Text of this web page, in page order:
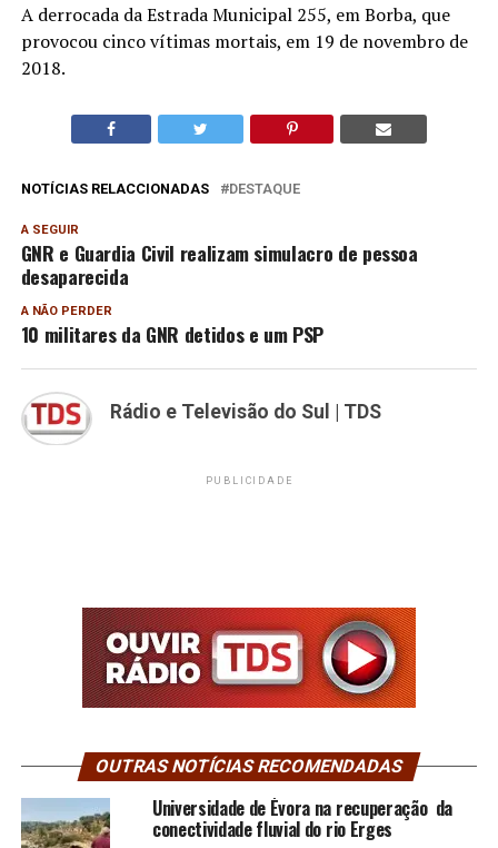
A derrocada da Estrada Municipal 255, em Borba, que
provocou cinco vítimas mortais, em 19 de novembro de
2018.
NOTÍCIAS RELACCIONADAS DESTAQUE
A SEGUIR
GNR e Guardia Civil realizam simulacro de pessoa
desaparecida
A NÃO PERDER
10 militares da GNR detidos e um PSP
Rádio e Televisão do Sul | TDS
PUBLICIDADE
OUTRAS NOTÍCIAS RECOMENDADAS
Universidade de Évora na recuperação da
conectividade fluvial do rio Erges